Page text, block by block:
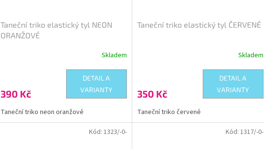
Taneční triko elastický tyl NEON
ORANŽOVÉ
Skladem
390 Kč
DETAIL A
VARIANTY
Taneční triko neon oranžové
Taneční triko elastický tyl ČERVENÉ
Skladem
350 Kč
DETAIL A
VARIANTY
Taneční triko červené
Kód: 1323/-0- Kód: 1317/-0-